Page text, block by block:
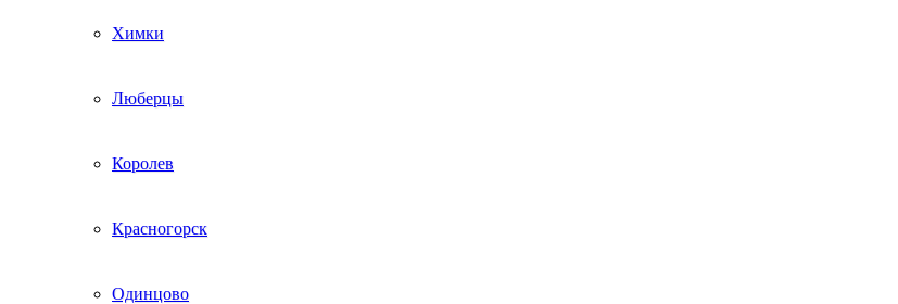
Химки
Люберцы
Королев
Красногорск
Одинцово